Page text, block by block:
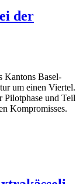
der
Kantons Basel-
um einen Viertel.
Pilotphase und Teil
Kompromisses.